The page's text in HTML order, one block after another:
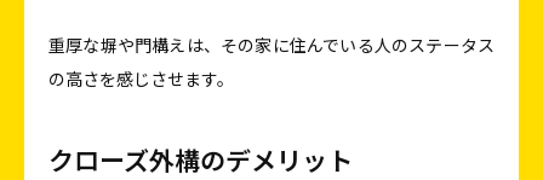
重厚な塀や門構えは、その家に住んでいる人のステータス
の高さを感じさせます。
クローズ外構のデメリット